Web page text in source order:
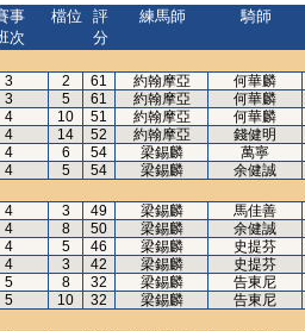
事
次
檔位
評
分
練馬師 騎師
3 2 61 約翰摩亞 何華麟
3 5 61 約翰摩亞 何華麟
4 10 51 約翰摩亞 何華麟
4 14 52 約翰摩亞 錢健明
4 6 54 梁錫麟 萬寧
4 5 54 梁錫麟 余健誠
4 3 49 梁錫麟 馬佳善
4 8 50 梁錫麟 余健誠
4 5 46 梁錫麟 史提芬
4 3 42 梁錫麟 史提芬
5 8 32 梁錫麟 告東尼
5 10 32 梁錫麟 告東尼